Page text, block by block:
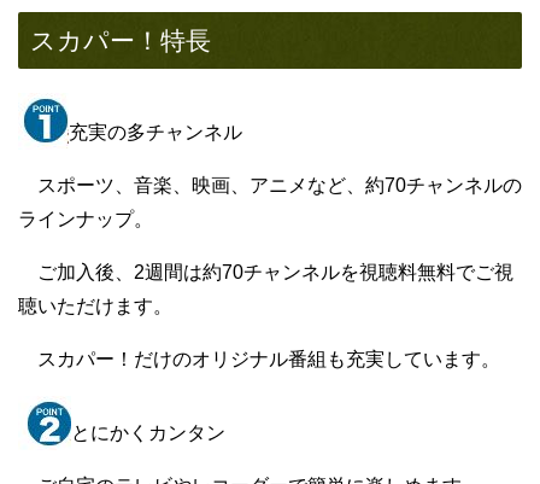
スカパー！特長
充実の多チャンネル
スポーツ、音楽、映画、アニメなど、約70チャンネルの
ラインナップ。
ご加入後、2週間は約70チャンネルを視聴料無料でご視
聴いただけます。
スカパー！だけのオリジナル番組も充実しています。
とにかくカンタン